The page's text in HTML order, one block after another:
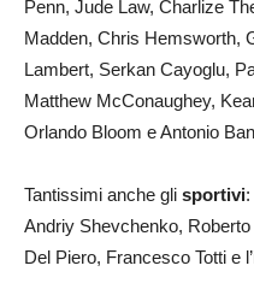
Penn, Jude Law, Charlize
Madden, Chris Hemsworth,
Lambert, Serkan Cayoglu,
Matthew McConaughey,
Orlando Bloom e Antonio
Tantissimi anche gli sportivi
Andriy Shevchenko,
Del Piero, Francesco Totti e